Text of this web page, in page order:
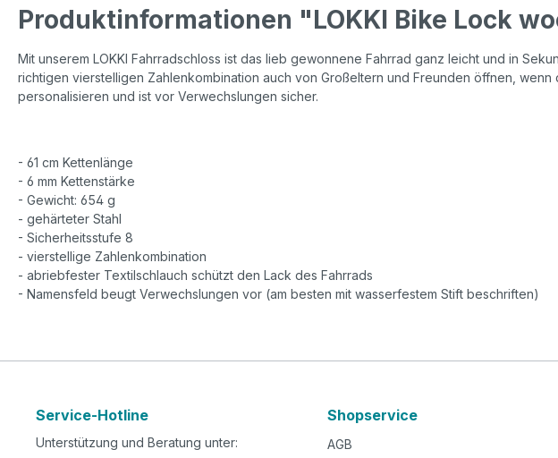
Produktinformationen "LOKKI Bike Lock
Mit unserem LOKKI Fahrradschloss ist das lieb gewonnene Fahrrad ganz leicht und in
richtigen vierstelligen Zahlenkombination auch von Großeltern und Freunden öffnen,
personalisieren und ist vor Verwechslungen sicher.
- 61 cm Kettenlänge
- 6 mm Kettenstärke
- Gewicht: 654 g
- gehärteter Stahl
- Sicherheitsstufe 8
- vierstellige Zahlenkombination
- abriebfester Textilschlauch schützt den Lack des Fahrrads
- Namensfeld beugt Verwechslungen vor (am besten mit wasserfestem Stift beschriften)
Service-Hotline
Unterstützung und Beratung unter:
Shopservice
AGB